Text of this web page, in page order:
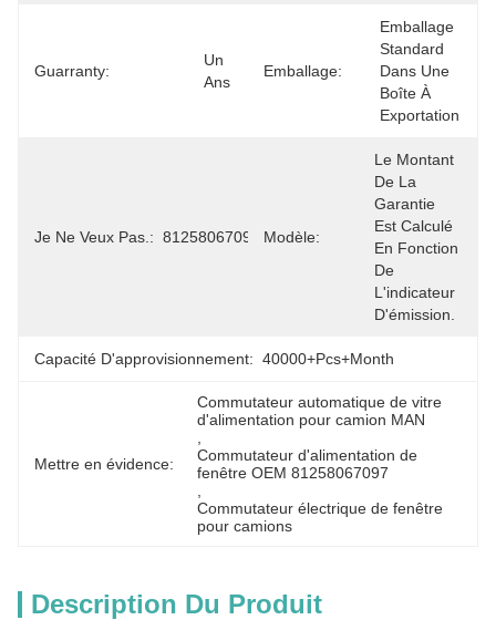
Guarranty:
Un
Ans
Emballage:
Emballage
Standard
Dans Une
Boîte À
Exportation
Je Ne Veux Pas.: 81258067097 Modèle:
Le Montant
De La
Garantie
Est Calculé
En Fonction
De
L'indicateur
D'émission.
Capacité D'approvisionnement: 40000+Pcs+Month
Mettre en évidence:
Commutateur automatique de vitre
d'alimentation pour camion MAN
Commutateur d'alimentation de
fenêtre OEM 81258067097
Commutateur électrique de fenêtre
pour camions
Description Du Produit